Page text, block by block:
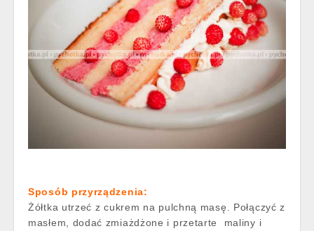
Sposób przyrządzenia:
Żółtka utrzeć z cukrem na pulchną masę. Połączyć z
masłem, dodać zmiażdżone i przetarte maliny i